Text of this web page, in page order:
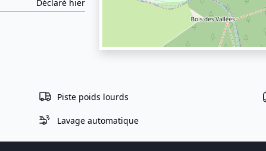
Déclaré hier
Piste poids lourds
Lavage automatique